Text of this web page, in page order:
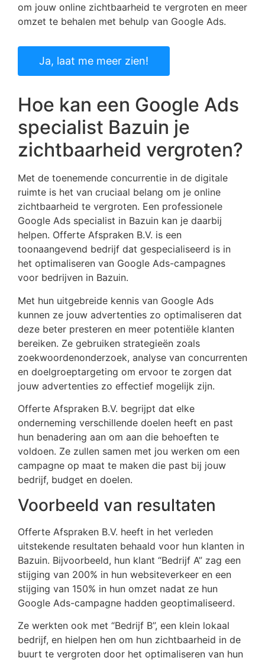
om jouw online zichtbaarheid te vergroten en meer
omzet te behalen met behulp van Google Ads.
Ja, laat me meer zien!
Hoe kan een Google Ads
specialist Bazuin je
zichtbaarheid vergroten?
Met de toenemende concurrentie in de digitale
ruimte is het van cruciaal belang om je online
zichtbaarheid te vergroten. Een professionele
Google Ads specialist in Bazuin kan je daarbij
helpen. Offerte Afspraken B.V. is een
toonaangevend bedrijf dat gespecialiseerd is in
het optimaliseren van Google Ads-campagnes
voor bedrijven in Bazuin.
Met hun uitgebreide kennis van Google Ads
kunnen ze jouw advertenties zo optimaliseren dat
deze beter presteren en meer potentiële klanten
bereiken. Ze gebruiken strategieën zoals
zoekwoordenonderzoek, analyse van concurrenten
en doelgroeptargeting om ervoor te zorgen dat
jouw advertenties zo effectief mogelijk zijn.
Offerte Afspraken B.V. begrijpt dat elke
onderneming verschillende doelen heeft en past
hun benadering aan om aan die behoeften te
voldoen. Ze zullen samen met jou werken om een
campagne op maat te maken die past bij jouw
bedrijf, budget en doelen.
Voorbeeld van resultaten
Offerte Afspraken B.V. heeft in het verleden
uitstekende resultaten behaald voor hun klanten in
Bazuin. Bijvoorbeeld, hun klant “Bedrijf A” zag een
stijging van 200% in hun websiteverkeer en een
stijging van 150% in hun omzet nadat ze hun
Google Ads-campagne hadden geoptimaliseerd.
Ze werkten ook met “Bedrijf B”, een klein lokaal
bedrijf, en hielpen hen om hun zichtbaarheid in de
buurt te vergroten door het optimaliseren van hun